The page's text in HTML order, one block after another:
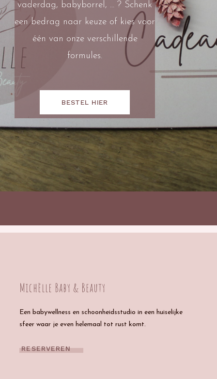
vaderdag, babyborrel, ... ? Schenk
een bedrag naar keuze of kies voor
één van onze verschillende
formules.
BESTEL HIER
Michèlle Baby & Beauty
Een babywellness en schoonheidsstudio in een huiselijke
sfeer waar je even helemaal tot rust komt.
RESERVEREN